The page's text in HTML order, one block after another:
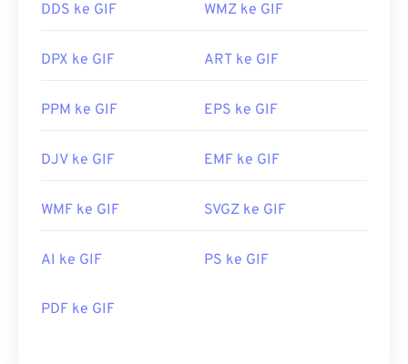
DDS ke GIF WMZ ke GIF
DPX ke GIF ART ke GIF
PPM ke GIF EPS ke GIF
DJV ke GIF EMF ke GIF
WMF ke GIF SVGZ ke GIF
AI ke GIF PS ke GIF
PDF ke GIF